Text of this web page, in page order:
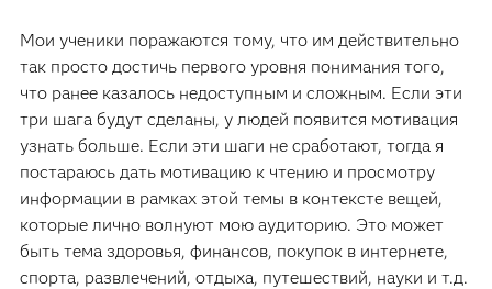
Мои ученики поражаются тому, что им действительно
так просто достичь первого уровня понимания того,
что ранее казалось недоступным и сложным. Если эти
три шага будут сделаны, у людей появится мотивация
узнать больше. Если эти шаги не сработают, тогда я
постараюсь дать мотивацию к чтению и просмотру
информации в рамках этой темы в контексте вещей,
которые лично волнуют мою аудиторию. Это может
быть тема здоровья, финансов, покупок в интернете,
спорта, развлечений, отдыха, путешествий, науки и т.д.